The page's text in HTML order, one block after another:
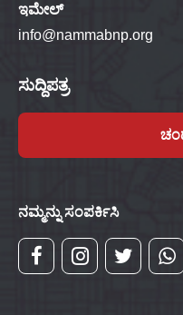
ಇಮೇಲ್
info@nammabnp.org
ಸುದ್ದಿಪತ್ರ
ನಮ್ಮನ್ನು ಸಂಪರ್ಕಿಸಿ